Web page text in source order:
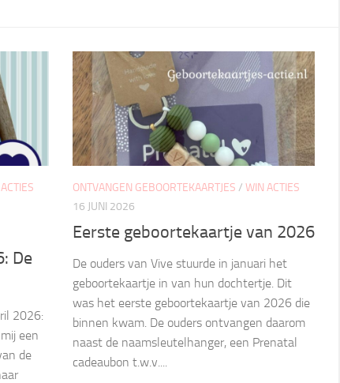
De
2026:
een
de
ONTVANGEN GEBOORTEKAARTJES / WIN ACTIES
16 JUNI 2026
Eerste geboortekaartje van 2026
De ouders van Vive stuurde in januari het
geboortekaartje in van hun dochtertje. Dit
was het eerste geboortekaartje van 2026 die
binnen kwam. De ouders ontvangen daarom
naast de naamsleutelhanger, een Prenatal
cadeaubon t.w.v....